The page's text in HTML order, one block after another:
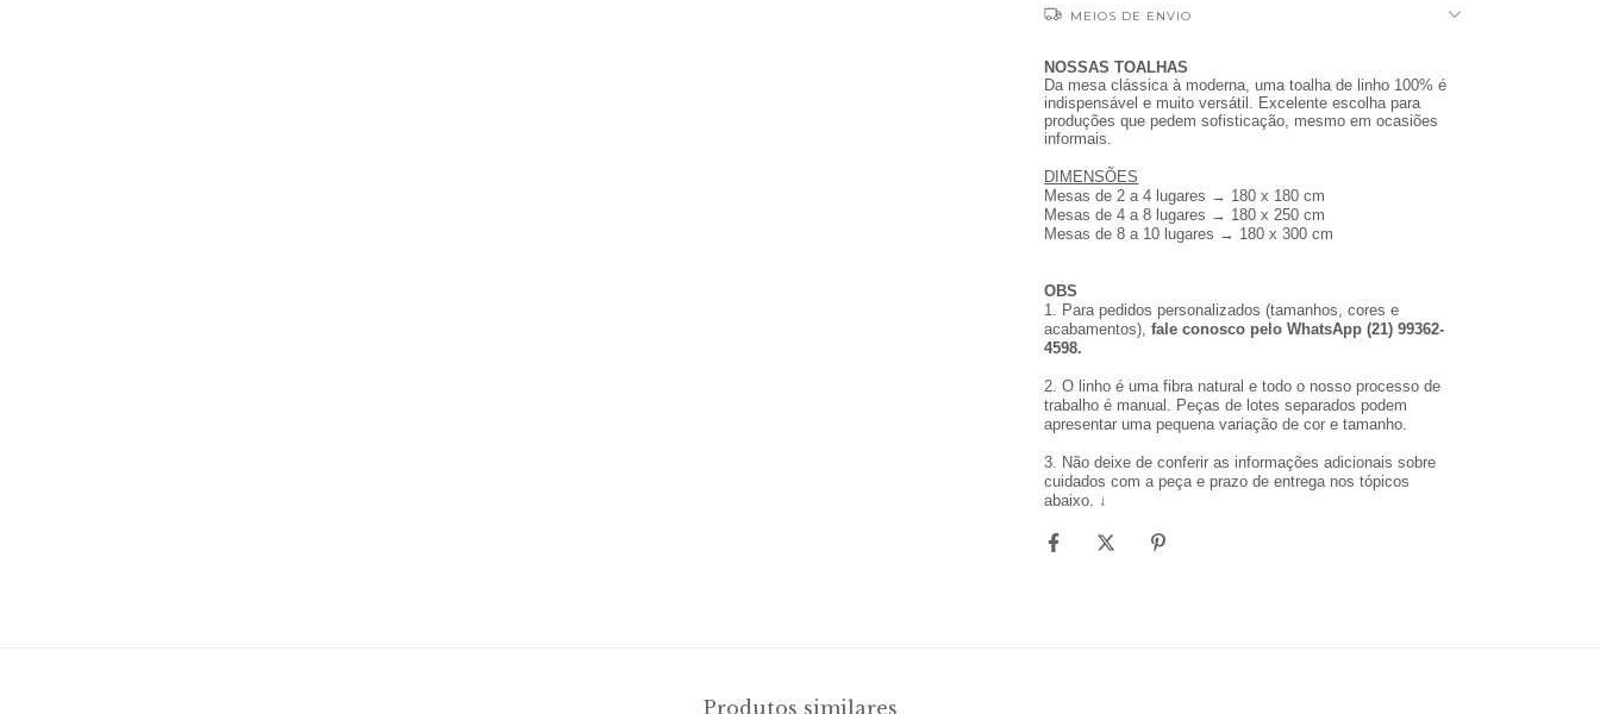
MEIOS DE ENVIO
NOSSAS TOALHAS
Da mesa clássica à moderna, uma toalha de linho 100% é
indispensável e muito versátil. Excelente escolha para
produções que pedem sofisticação, mesmo em ocasiões
informais.
DIMENSÕES
Mesas de 2 a 4 lugares → 180 x 180 cm
Mesas de 4 a 8 lugares → 180 x 250 cm
Mesas de 8 a 10 lugares → 180 x 300 cm
OBS
1. Para pedidos personalizados (tamanhos, cores e
acabamentos),fale conosco pelo WhatsApp (21) 99362-
4598.
2.O linho é uma fibra natural e todo o nosso processo de
trabalho é manual. Peças de lotes separados podem
apresentar uma pequena variação de cor e tamanho.
3. Não deixe de conferir as informações adicionaissobre
cuidados com a peça e prazo de entrega nos tópicos
abaixo. ↓
Produtos similares